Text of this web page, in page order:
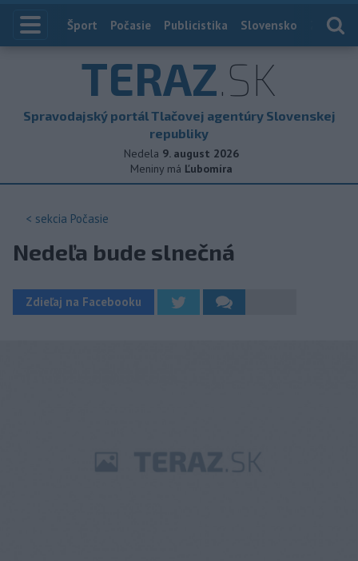
Index
Šport Počasie Publicistika Slovensko
TERAZ.SK
Spravodajský portál Tlačovej agentúry Slovenskej
republiky
Nedela 9. august 2026
Meniny má Ľubomíra
< sekcia Počasie
Nedeľa bude slnečná
Zdieľaj na Facebooku